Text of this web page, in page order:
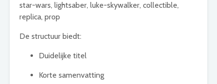
star-wars, lightsaber, luke-skywalker, collectible,
replica, prop
De structuur biedt:
Duidelijke titel
Korte samenvatting